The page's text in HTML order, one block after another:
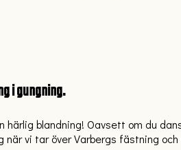
i gungning.
blandning! Oavsett om du
vi tar över Varbergs fästning